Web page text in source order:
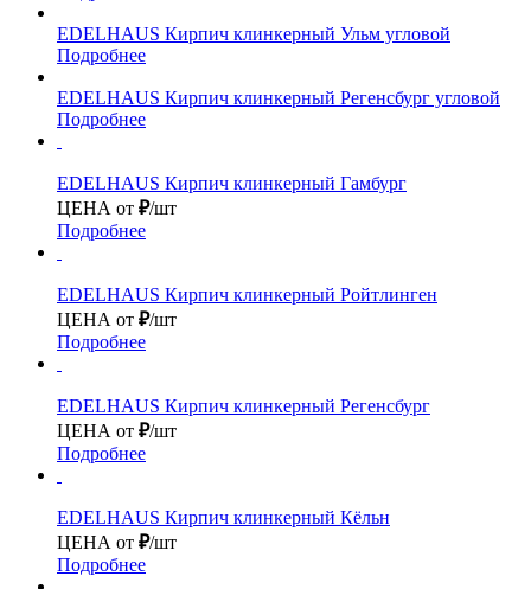
EDELHAUS Кирпич клинкерный Ульм угловой
Подробнее
EDELHAUS Кирпич клинкерный Регенсбург угловой
Подробнее
EDELHAUS Кирпич клинкерный Гамбург
ЦЕНА от ₽/шт
Подробнее
EDELHAUS Кирпич клинкерный Ройтлинген
ЦЕНА от ₽/шт
Подробнее
EDELHAUS Кирпич клинкерный Регенсбург
ЦЕНА от ₽/шт
Подробнее
EDELHAUS Кирпич клинкерный Кёльн
ЦЕНА от ₽/шт
Подробнее